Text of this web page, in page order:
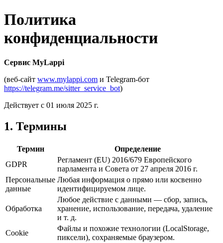
Политика
конфиденциальности
Сервис MyLappi
(веб-сайт www.mylappi.com и Telegram-бот
https://telegram.me/sitter_service_bot)
Действует с 01 июля 2025 г.
1. Термины
Термин
Определение
GDPR
Регламент (EU) 2016/679 Европейского
парламента и Совета от 27 апреля 2016 г.
Персональные
данные
Любая информация о прямо или косвенно
идентифицируемом лице.
Обработка
Любое действие с данными — сбор, запись,
хранение, использование, передача, удаление
и т. д.
Cookie
Файлы и похожие технологии (LocalStorage,
пиксели), сохраняемые браузером.